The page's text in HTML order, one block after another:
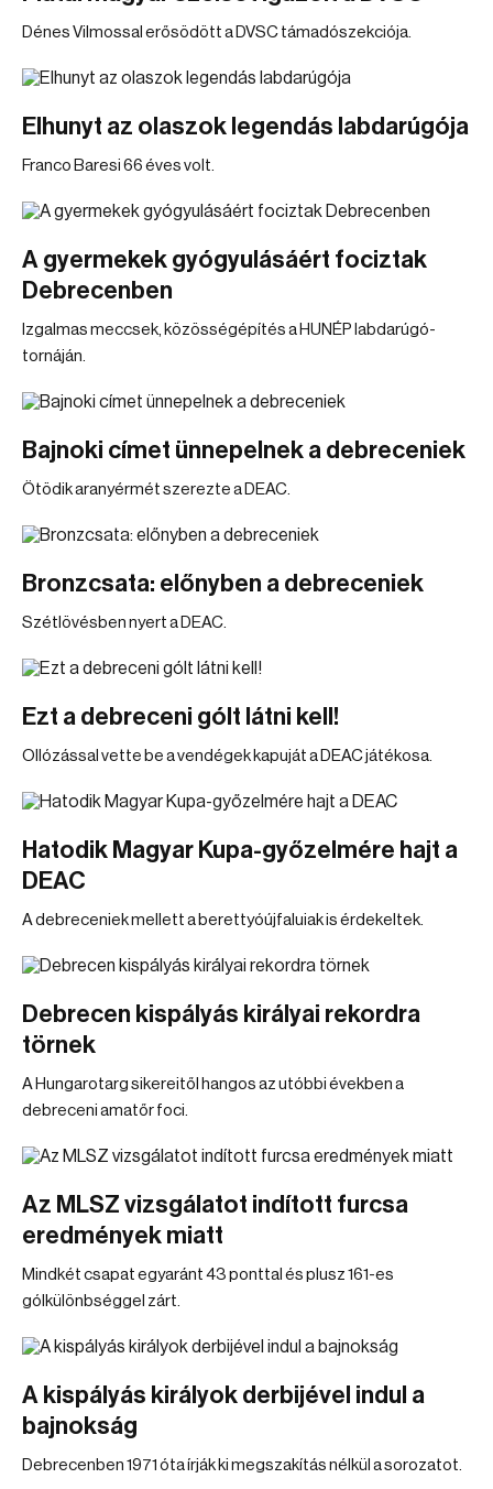
Dénes Vilmossal erősödött a DVSC támadószekciója.
Elhunyt az olaszok legendás labdarúgója
Franco Baresi 66 éves volt.
A gyermekek gyógyulásáért fociztak
Debrecenben
Izgalmas meccsek, közösségépítés a HUNÉP labdarúgó-
tornáján.
Bajnoki címet ünnepelnek a debreceniek
Ötödik aranyérmét szerezte a DEAC.
Bronzcsata: előnyben a debreceniek
Szétlövésben nyert a DEAC.
Ezt a debreceni gólt látni kell!
Ollózással vette be a vendégek kapuját a DEAC játékosa.
Hatodik Magyar Kupa-győzelmére hajt a
DEAC
A debreceniek mellett a berettyóújfaluiak is érdekeltek.
Debrecen kispályás királyai rekordra
törnek
A Hungarotarg sikereitől hangos az utóbbi években a
debreceni amatőr foci.
Az MLSZ vizsgálatot indított furcsa
eredmények miatt
Mindkét csapat egyaránt 43 ponttal és plusz 161-es
gólkülönbséggel zárt.
A kispályás királyok derbijével indul a
bajnokság
Debrecenben 1971 óta írják ki megszakítás nélkül a sorozatot.